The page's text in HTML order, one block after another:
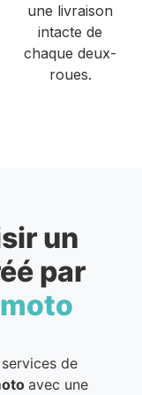
une livraison
intacte de
chaque deux-
roues.
un
par
de
avec une